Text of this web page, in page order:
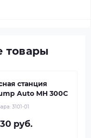
товары
станция
Auto MH 300C
3101-01
руб.